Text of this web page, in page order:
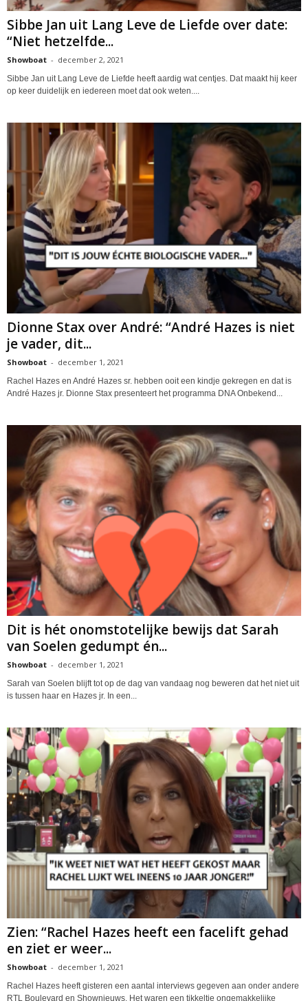
Sibbe Jan uit Lang Leve de Liefde over date:
“Niet hetzelfde...
Showboat - december 2, 2021
Sibbe Jan uit Lang Leve de Liefde heeft aardig wat centjes. Dat maakt hij keer
op keer duidelijk en iedereen moet dat ook weten....
Dionne Stax over André: “André Hazes is niet
je vader, dit...
Showboat - december 1, 2021
Rachel Hazes en André Hazes sr. hebben ooit een kindje gekregen en dat is
André Hazes jr. Dionne Stax presenteert het programma DNA Onbekend...
Dit is hét onomstotelijke bewijs dat Sarah
van Soelen gedumpt én...
Showboat - december 1, 2021
Sarah van Soelen blijft tot op de dag van vandaag nog beweren dat het niet uit
is tussen haar en Hazes jr. In een...
Zien: “Rachel Hazes heeft een facelift gehad
en ziet er weer...
Showboat - december 1, 2021
Rachel Hazes heeft gisteren een aantal interviews gegeven aan onder andere
RTL Boulevard en Shownieuws. Het waren een tikkeltje ongemakkelijke